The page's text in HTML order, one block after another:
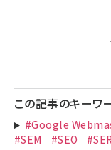
この記事のキーワ
#Google
#SEM
#SEO